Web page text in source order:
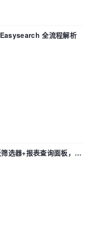
全流程解析
选器+报表查询面板，参